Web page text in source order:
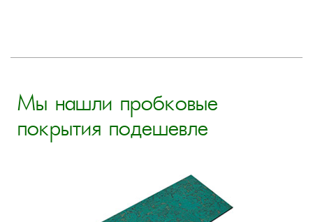
Мы нашли пробковые
покрытия подешевле